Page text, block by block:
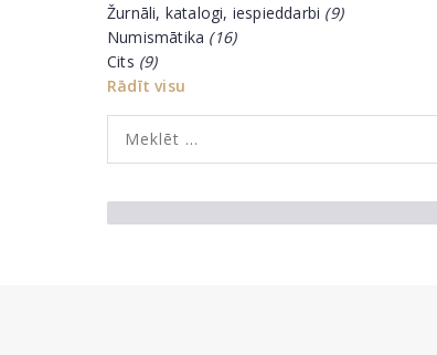
Žurnāli, katalogi, iespieddarbi (9)
Numismātika (16)
Cits (9)
Rādīt visu